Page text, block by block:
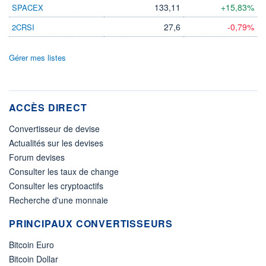
SPACEX 133,11 +15,83%
2CRSI 27,6 -0,79%
Gérer mes listes
ACCÈS DIRECT
Convertisseur de devise
Actualités sur les devises
Forum devises
Consulter les taux de change
Consulter les cryptoactifs
Recherche d'une monnaie
PRINCIPAUX CONVERTISSEURS
Bitcoin Euro
Bitcoin Dollar